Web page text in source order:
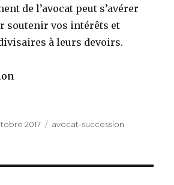
de l’avocat peut s’avérer
soutenir vos intérêts et
à leurs devoirs.
2017 Catégories
avocat-succession